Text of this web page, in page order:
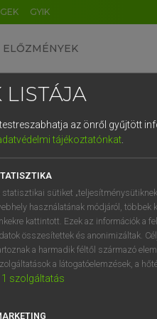
GYIK
ELŐZMÉNYEK
VAN ELŐFIZETÉSED?
megtekintéséhez.
LISTÁJA
az önről gyűjtött
tájékoztatónkat.
statisztikai sütiket
használatának módjáról, többek
kattintott. Ezek az információk a
összesítettek és anonimizáltak.
a harmadik féltől származó
a látogatóelemzések, a
1 szolgáltatás
DE CN FR ES IT NL
1 2 3 4 5
q w e r
a s d f g
í y x c